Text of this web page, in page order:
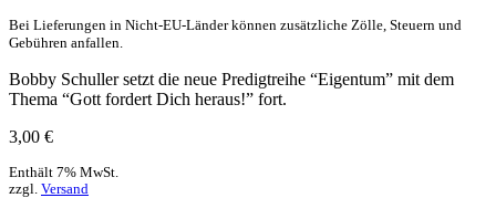
Bei Lieferungen in Nicht-EU-Länder können zusätzliche Zölle, Steuern und
Gebühren anfallen.
Bobby Schuller setzt die neue Predigtreihe “Eigentum” mit dem
Thema “Gott fordert Dich heraus!” fort.
3,00 €
Enthält 7% MwSt.
zzgl. Versand